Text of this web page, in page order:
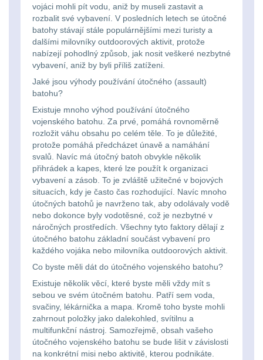
Držiaky
príslušenstvo
Nabíjačky
akumulátorů
Náhradné
diely
Na lékárničku46
Na elektroniku64
Puzdrá na mapy
Na suchý zip95
Na svítilny2
Cestovné púzdra26
Na zbraň33
Na granáty12
Peněženky
Doplňky k batohům 533
Ramenní popruhy a
vycpávky10
vojáci mohli pít vodu, aniž by museli zastavit a
rozbalit své vybavení. V posledních letech se útočné
batohy stávají stále populárnějšími mezi turisty a
dalšími milovníky outdoorových aktivit, protože
nabízejí pohodlný způsob, jak nosit veškeré nezbytné
vybavení, aniž by byli příliš zatíženi.
Jaké jsou výhody používání útočného (assault)
batohu?
Existuje mnoho výhod používání útočného
vojenského batohu. Za prvé, pomáhá rovnoměrně
rozložit váhu obsahu po celém těle. To je důležité,
protože pomáhá předcházet únavě a namáhání
svalů. Navíc má útočný batoh obvykle několik
přihrádek a kapes, které lze použít k organizaci
vybavení a zásob. To je zvláště užitečné v bojových
situacích, kdy je často čas rozhodující. Navíc mnoho
útočných batohů je navrženo tak, aby odolávaly vodě
nebo dokonce byly vodotěsné, což je nezbytné v
náročných prostředích. Všechny tyto faktory dělají z
útočného batohu základní součást vybavení pro
každého vojáka nebo milovníka outdoorových aktivit.
Co byste měli dát do útočného vojenského batohu?
Existuje několik věcí, které byste měli vždy mít s
sebou ve svém útočném batohu. Patří sem voda,
svačiny, lékárnička a mapa. Kromě toho byste mohli
zahrnout položky jako dalekohled, svítilnu a
multifunkční nástroj. Samozřejmě, obsah vašeho
útočného vojenského batohu se bude lišit v závislosti
na konkrétní misi nebo aktivitě, kterou podnikáte.